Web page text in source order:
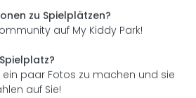
découvre ce parc en premier !
hinzu Ich füge die
zu Spielplätzen?
auf My Kiddy Park!
paar Fotos zu machen und sie
auf Sie!